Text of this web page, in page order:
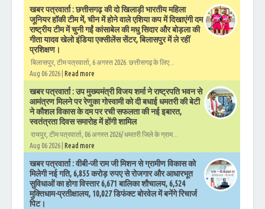
खबर पत्रवार्ता : छत्तीसगढ़ की दो खिलाड़ी भारतीय महिला
जूनियर हॉकी टीम में, चीन में होने वाले एशिया कप में दिखाएंगी दम
राष्ट्रीय टीम में चुनी गईं कांसाबेल की मधु सिदार और बोड़ला की
गीता यादव खेलो इंडिया एक्सीलेंस सेंटर, बिलासपुर में ले रहीं
प्रशिक्षण।
बिलासपुर, टीम पत्रवार्ता, 6 अगस्त 2026. छत्तीसगढ़ के लिए...
Aug 06 2026 | Read more
खबर पत्रवार्ता : उप मुख्यमंत्री विजय शर्मा ने राष्ट्रपति भवन से
आमंत्रण मिलने पर रेणुका गोस्वामी को दी बधाई धमतरी की बेटी
ने कौशल विकास के दम पर रची सफलता की नई इबारत,
स्वतंत्रता दिवस समारोह में होंगी शामिल
रायपुर, टीम पत्रवार्ता, 06 अगस्त 2026/ धमतरी जिले के ग्राम...
Aug 06 2026 | Read more
खबर पत्रवार्ता : वीबी-जी राम जी मिशन से ग्रामीण विकास को
मिलेगी नई गति, 6,855 करोड़ रुपए से रोजगार और आधारभूत
सुविधाओं का होगा विस्तार 6,671 बालिका शौचालय, 6,524
मुक्तिधाम-प्रतीक्षालय, 10,027 डिफंक्ट बोरवेल में बनेंगे रिचार्ज
पिट।